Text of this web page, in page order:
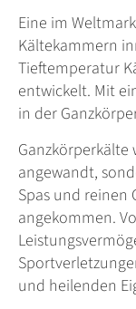
Eine im
Kältekammern
Tieftemperatur
entwickelt. Mit
in der
angewandt,
Spas und reinen
angekommen.
und heilenden